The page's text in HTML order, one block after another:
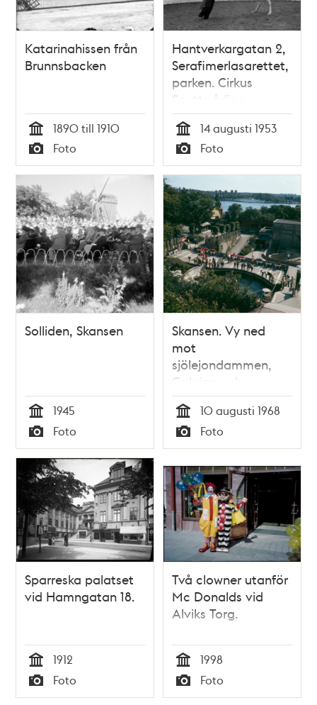
Katarinahissen från
Brunnsbacken
Tid
1890 till 1910
Typ
Foto
Hantverkargatan 2,
Serafimerlasarettet,
parken. Cirkus
Scotts årliga
föreställning
Tid
14 augusti 1953
Typ
Foto
Solliden, Skansen
Tid
1945
Typ
Foto
Skansen. Vy ned
mot
sjölejondammen,
Galejan och
elefanthuset. I
fonden ett
passagerarfartyg
vid kaj i
Masthamnen
Tid
10 augusti 1968
Typ
Foto
Sparreska palatset
vid Hamngatan 18.
Tid
1912
Typ
Foto
Två clowner utanför
Mc Donalds vid
Alviks Torg.
Tid
1998
Typ
Foto